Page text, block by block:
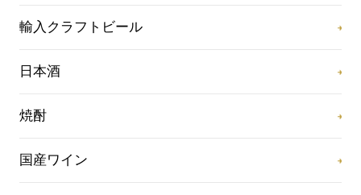
輸入クラフトビール
日本酒
焼酎
国産ワイン